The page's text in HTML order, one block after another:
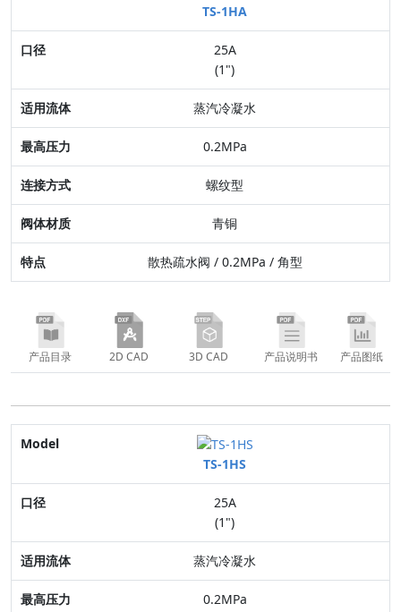
口径
适用流体
最高压力
连接方式
阀体材质
特点
TS-1HA
25A
(1")
蒸汽冷凝水
0.2MPa
螺纹型
青铜
散热疏水阀 / 0.2MPa / 角型
产品目录 2D CAD 3D CAD 产品说明书 产品图纸
Model
口径
适用流体
最高压力
连接方式
TS-1HS
25A
(1")
蒸汽冷凝水
0.2MPa